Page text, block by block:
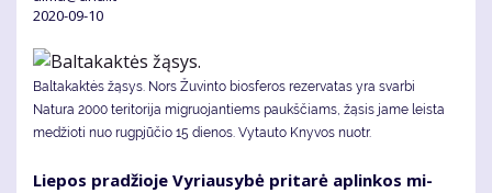
2020-09-10
Baltakaktės žąsys. Nors Žuvinto biosferos rezervatas yra svarbi
Natura 2000 teritorija migruojantiems paukščiams, žąsis jame leista
medžioti nuo rugpjūčio 15 dienos. Vytauto Knyvos nuotr.
Lie­pos pra­džio­je Vy­riau­sy­bė pri­ta­rė ap­lin­kos mi­